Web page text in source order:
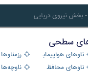
سطحی
هواپیمابر و بالگرد بررزمناوها
محافظ
ناوچه‌ها